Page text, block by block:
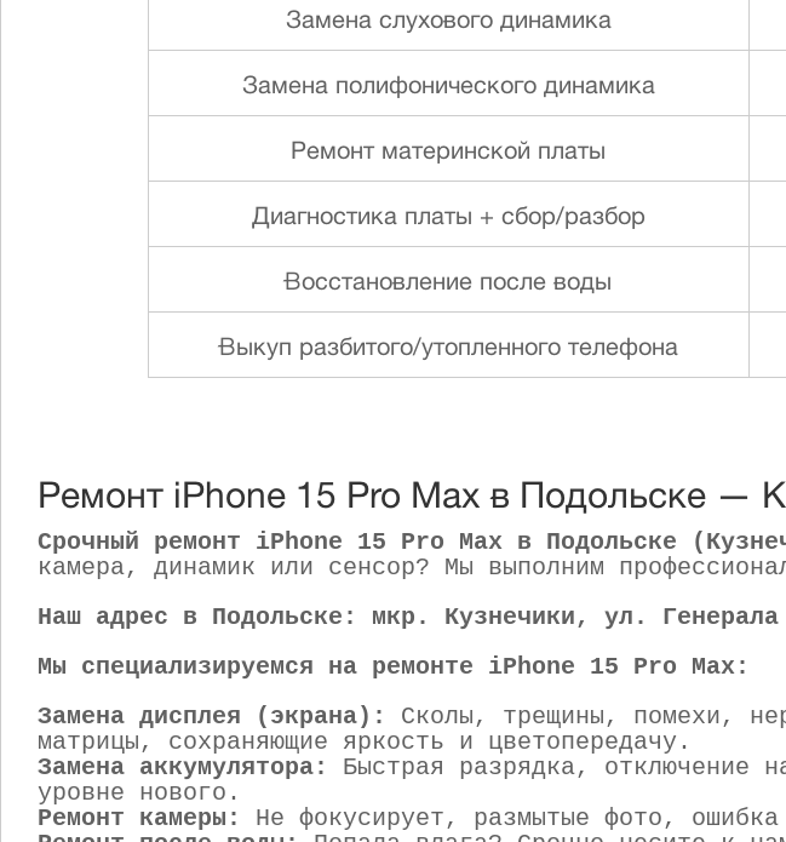
Замена слухового динамика
Замена полифонического динамика
Ремонт материнской платы
Диагностика платы + сбор/разбор
Восстановление после воды
Выкуп разбитого/утопленного телефона
Ремонт iPhone 15 Pro Max в Подольске —
Срочный ремонт iPhone 15 Pro Max в Подольске
камера, динамик или сенсор? Мы выполним
Наш адрес в Подольске: мкр. Кузнечики, ул.
Мы специализируемся на ремонте iPhone 15 Pro Max:
Замена дисплея (экрана):
Сколы, трещины, помехи,
матрицы, сохраняющие яркость и цветопередачу.
Замена аккумулятора:
Быстрая разрядка, отключение
уровне нового.
Ремонт камеры:
Не фокусирует, размытые фото,